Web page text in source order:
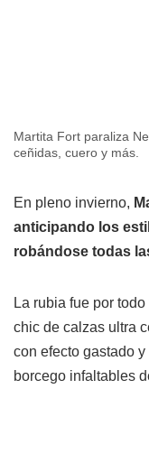
Martita Fort paraliza
ceñidas, cuero y más.
En pleno invierno,
anticipando los
robándose todas
La rubia fue por
chic de calzas ultra
con efecto gastado
borcego infaltables